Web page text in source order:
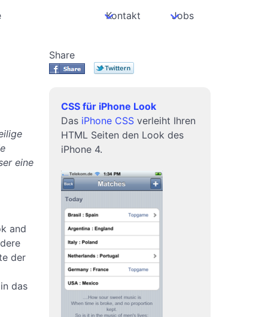
Kontakt Jobs
eine
and
der
das
Share
CSS für iPhone Look
Das iPhone CSS verleiht Ihren
HTML Seiten den Look des
iPhone 4.